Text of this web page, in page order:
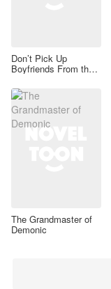
Don’t Pick Up
Boyfriends From the
The Grandmaster of
Demonic